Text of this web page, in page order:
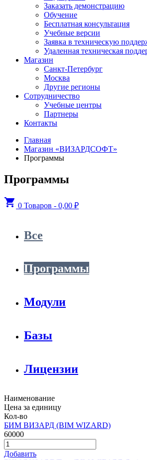
Заказать демонстрацию
Обучение
Бесплатная консультация
Учебные версии
Заявка в техническую
Удаленная техническая
Магазин
Санкт-Петербург
Москва
Другие регионы
Сотрудничество
Учебные центры
Партнеры
Контакты
Главная
Магазин «ВИЗАРДСОФТ»
Программы
Программы
shopping_cart 0 Товаров - 0,00 ₽
Все
Программы
Модули
Базы
Лицензии
Наименование
Цена за единицу
Кол-во
БИМ ВИЗАРД (BIM WIZARD)
60000
Добавить